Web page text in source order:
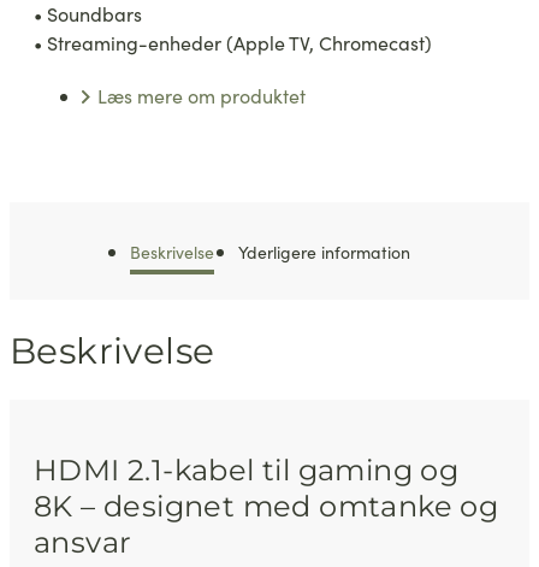
• Soundbars
• Streaming-enheder (Apple TV, Chromecast)
Læs mere om produktet
Beskrivelse Yderligere information
Beskrivelse
HDMI 2.1-kabel til gaming og
8K – designet med omtanke og
ansvar